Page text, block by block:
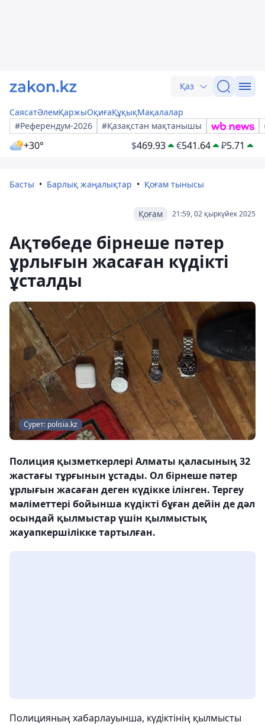
Қаз
СаясатӘлемҚаржыОқиғаҚұқықМақалалар
#Референдум-2026
#Қазақстан мақтанышы
+30° $469.93 €541.64 ₽5.71
Басты Барлық жаңалықтар Қоғам тынысы
21:59, 02 қыркүйек 2025
Қоғам
Ақтөбеде бірнеше пәтер
ұрлығын жасаған күдікті
ұсталды
Сурет: polisia.kz
Полиция қызметкерлері Алматы қаласының 32
жастағы тұрғынын ұстады. Ол бірнеше пәтер
ұрлығын жасаған деген күдікке ілінген. Тергеу
мәліметтері бойынша күдікті бұған дейін де дәл
осындай қылмыстар үшін қылмыстық
жауапкершілікке тартылған.
Полицияның хабарлауынша, күдіктінің қылмысты